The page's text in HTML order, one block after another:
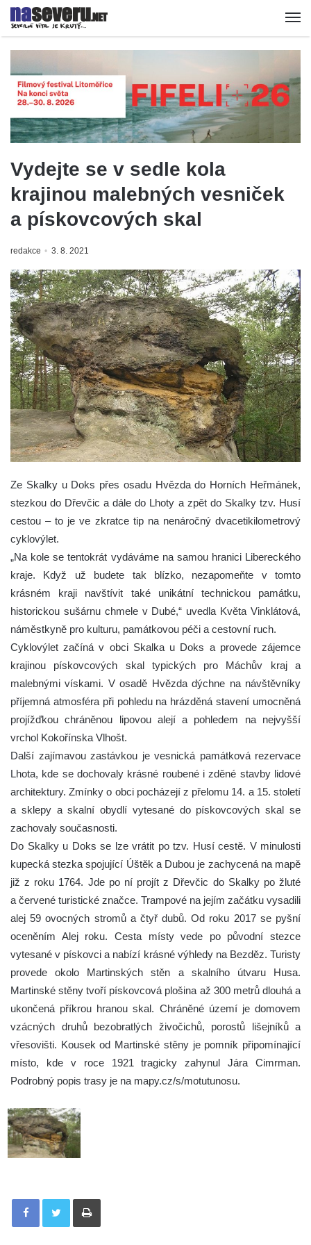
Vydejte se v sedle kola
krajinou malebných vesniček
a pískovcových skal
redakce 3. 8. 2021
Ze Skalky u Doks přes osadu Hvězda do Horních Heřmánek,
stezkou do Dřevčic a dále do Lhoty a zpět do Skalky tzv. Husí
cestou – to je ve zkratce tip na nenáročný dvacetikilometrový
cyklovýlet.
„Na kole se tentokrát vydáváme na samou hranici Libereckého
kraje. Když už budete tak blízko, nezapomeňte v tomto
krásném kraji navštívit také unikátní technickou památku,
historickou sušárnu chmele v Dubé,“ uvedla Květa Vinklátová,
náměstkyně pro kulturu, památkovou péči a cestovní ruch.
Cyklovýlet začíná v obci Skalka u Doks a provede zájemce
krajinou pískovcových skal typických pro Máchův kraj a
malebnými vískami. V osadě Hvězda dýchne na návštěvníky
příjemná atmosféra při pohledu na hrázděná stavení umocněná
projížďkou chráněnou lipovou alejí a pohledem na nejvyšší
vrchol Kokořínska Vlhošt.
Další zajímavou zastávkou je vesnická památková rezervace
Lhota, kde se dochovaly krásné roubené i zděné stavby lidové
architektury. Zmínky o obci pocházejí z přelomu 14. a 15. století
a sklepy a skalní obydlí vytesané do pískovcových skal se
zachovaly současnosti.
Do Skalky u Doks se lze vrátit po tzv. Husí cestě. V minulosti
kupecká stezka spojující Úštěk a Dubou je zachycená na mapě
již z roku 1764. Jde po ní projít z Dřevčic do Skalky po žluté
a červené turistické značce. Trampové na jejím začátku vysadili
alej 59 ovocných stromů a čtyř dubů. Od roku 2017 se pyšní
oceněním Alej roku. Cesta místy vede po původní stezce
vytesané v pískovci a nabízí krásné výhledy na Bezděz. Turisty
provede okolo Martinských stěn a skalního útvaru Husa.
Martinské stěny tvoří pískovcová plošina až 300 metrů dlouhá a
ukončená příkrou hranou skal. Chráněné území je domovem
vzácných druhů bezobratlých živočichů, porostů lišejníků a
vřesovišti. Kousek od Martinské stěny je pomník připomínající
místo, kde v roce 1921 tragicky zahynul Jára Cimrman.
Podrobný popis trasy je na mapy.cz/s/motutunosu.
Tisknout